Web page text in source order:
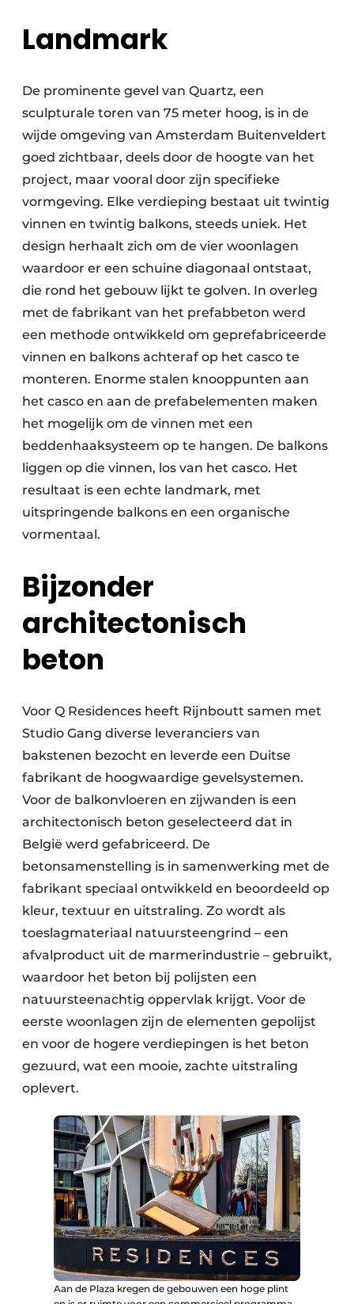
Landmark
De prominente gevel van Quartz, een
sculpturale toren van 75 meter hoog, is in de
wijde omgeving van Amsterdam Buitenveldert
goed zichtbaar, deels door de hoogte van het
project, maar vooral door zijn specifieke
vormgeving. Elke verdieping bestaat uit twintig
vinnen en twintig balkons, steeds uniek. Het
design herhaalt zich om de vier woonlagen
waardoor er een schuine diagonaal ontstaat,
die rond het gebouw lijkt te golven. In overleg
met de fabrikant van het prefabbeton werd
een methode ontwikkeld om geprefabriceerde
vinnen en balkons achteraf op het casco te
monteren. Enorme stalen knooppunten aan
het casco en aan de prefabelementen maken
het mogelijk om de vinnen met een
beddenhaaksysteem op te hangen. De balkons
liggen op die vinnen, los van het casco. Het
resultaat is een echte landmark, met
uitspringende balkons en een organische
vormentaal.
Bijzonder
architectonisch
beton
Voor Q Residences heeft Rijnboutt samen met
Studio Gang diverse leveranciers van
bakstenen bezocht en leverde een Duitse
fabrikant de hoogwaardige gevelsystemen.
Voor de balkonvloeren en zijwanden is een
architectonisch beton geselecteerd dat in
België werd gefabriceerd. De
betonsamenstelling is in samenwerking met de
fabrikant speciaal ontwikkeld en beoordeeld op
kleur, textuur en uitstraling. Zo wordt als
toeslagmateriaal natuursteengrind – een
afvalproduct uit de marmerindustrie – gebruikt,
waardoor het beton bij polijsten een
natuursteenachtig oppervlak krijgt. Voor de
eerste woonlagen zijn de elementen gepolijst
en voor de hogere verdiepingen is het beton
gezuurd, wat een mooie, zachte uitstraling
oplevert.
Aan de Plaza kregen de gebouwen een hoge plint